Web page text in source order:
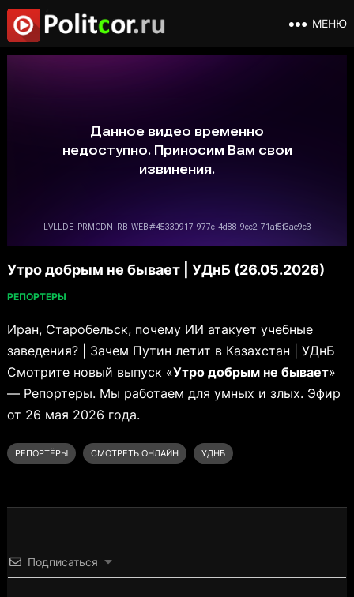
МЕНЮ
Утро добрым не бывает | УДнБ (26.05.2026)
РЕПОРТЕРЫ
Иран, Старобельск, почему ИИ атакует учебные
заведения? | Зачем Путин летит в Казахстан | УДнБ
Смотрите новый выпуск «Утро добрым не бывает»
— Репортеры. Мы работаем для умных и злых. Эфир
от 26 мая 2026 года.
РЕПОРТЁРЫ СМОТРЕТЬ ОНЛАЙН УДНБ
Подписаться